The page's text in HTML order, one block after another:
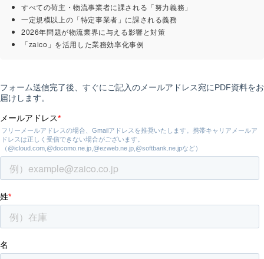
すべての荷主・物流事業者に課される「努力義務」
一定規模以上の「特定事業者」に課される義務
2026年問題が物流業界に与える影響と対策
「zaico」を活用した業務効率化事例